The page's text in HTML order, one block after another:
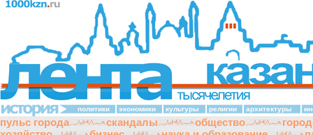
политики экономики культуры религии архитектуры
пульс города скандалы общество